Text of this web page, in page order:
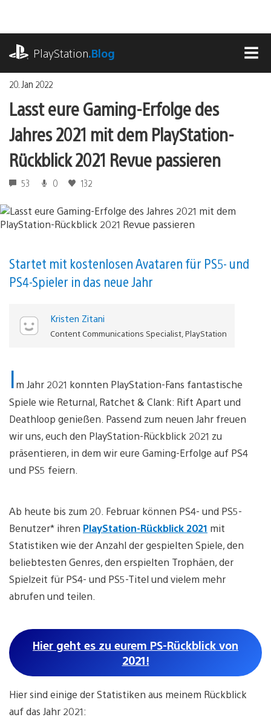
springen
PlayStation.Blog
20. Jan 2022
Lasst eure Gaming-Erfolge des
Jahres 2021 mit dem PlayStation-
Rückblick 2021 Revue passieren
53 0 132
Startet mit kostenlosen Avataren für PS5- und
PS4-Spieler in das neue Jahr
Kristen Zitani
Content Communications Specialist, PlayStation
Im Jahr 2021 konnten PlayStation-Fans fantastische
Spiele wie Returnal, Ratchet & Clank: Rift Apart und
Deathloop genießen. Passend zum neuen Jahr freuen
wir uns, euch den PlayStation-Rückblick 2021 zu
präsentieren, in dem wir eure Gaming-Erfolge auf PS4
und PS5 feiern.
Ab heute bis zum 20. Februar können PS4- und PS5-
Benutzer* ihren PlayStation-Rückblick 2021 mit
Statistiken wie der Anzahl der gespielten Spiele, den
beliebtesten Genres, den erspielten Trophäen, der
Spielzeit für PS4- und PS5-Titel und vielem mehr
abrufen und teilen.
Hier geht es zu eurem PS-Rückblick von
2021!
Hier sind einige der Statistiken aus meinem Rückblick
auf das Jahr 2021: